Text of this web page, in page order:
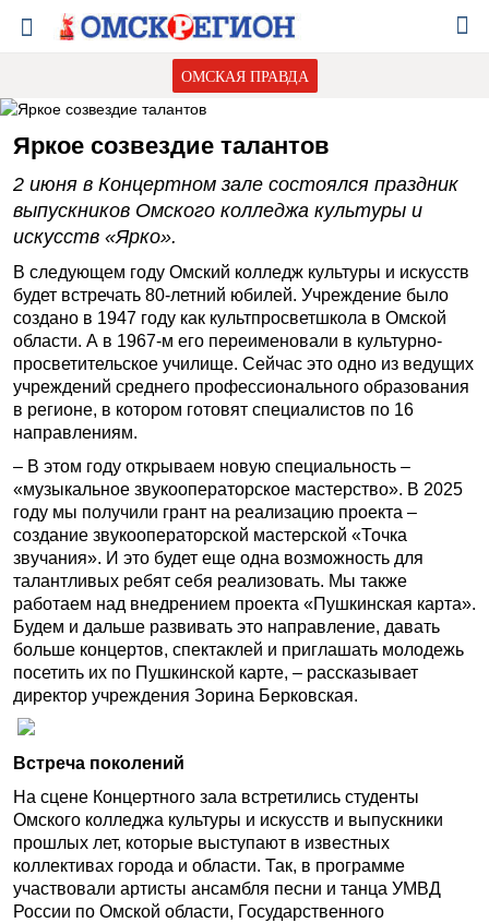
ОМСКАЯ ПРАВДА
Яркое созвездие талантов
2 июня в Концертном зале состоялся праздник
выпускников Омского колледжа культуры и
искусств «Ярко».
В следующем году Омский колледж культуры и искусств
будет встречать 80-летний юбилей. Учреждение было
создано в 1947 году как культпросветшкола в Омской
области. А в 1967-м его переименовали в культурно-
просветительское училище. Сейчас это одно из ведущих
учреждений среднего профессионального образования
в регионе, в котором готовят специалистов по 16
направлениям.
– В этом году открываем новую специальность –
«музыкальное звукооператорское мастерство». В 2025
году мы получили грант на реализацию проекта –
создание звукооператорской мастерской «Точка
звучания». И это будет еще одна возможность для
талантливых ребят себя реализовать. Мы также
работаем над внедрением проекта «Пушкинская карта».
Будем и дальше развивать это направление, давать
больше концертов, спектаклей и приглашать молодежь
посетить их по Пушкинской карте, – рассказывает
директор учреждения Зорина Берковская.
Встреча поколений
На сцене Концертного зала встретились студенты
Омского колледжа культуры и искусств и выпускники
прошлых лет, которые выступают в известных
коллективах города и области. Так, в программе
участвовали артисты ансамбля песни и танца УМВД
России по Омской области, Государственного